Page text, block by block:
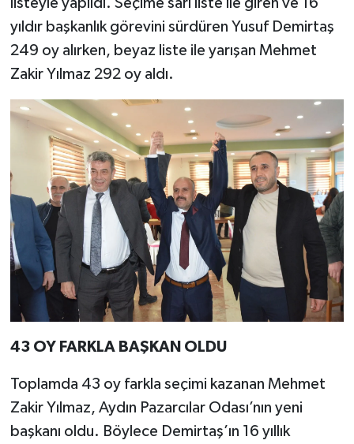
listeyle yapıldı. Seçime sarı liste ile giren ve 16
yıldır başkanlık görevini sürdüren Yusuf Demirtaş
249 oy alırken, beyaz liste ile yarışan Mehmet
Zakir Yılmaz 292 oy aldı.
43 OY FARKLA BAŞKAN OLDU
Toplamda 43 oy farkla seçimi kazanan Mehmet
Zakir Yılmaz, Aydın Pazarcılar Odası’nın yeni
başkanı oldu. Böylece Demirtaş’ın 16 yıllık
SPOR
TEKNOLOJİ
YAŞAM
YEREL
AFYON
AFYONKARAHİSAR
AYDIN
DENİZLİ
İZMİR
KÜTAHYA